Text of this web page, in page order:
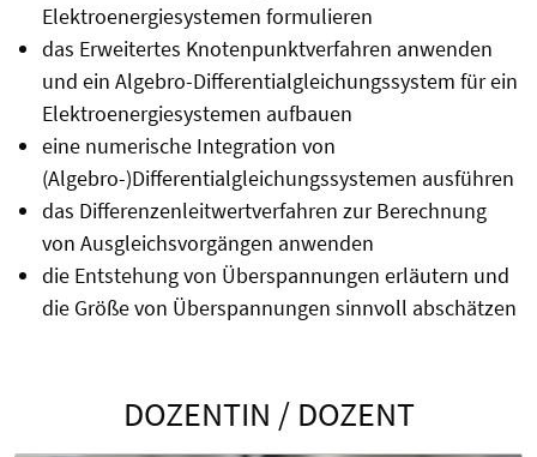
Elektroenergiesystemen formulieren
das Erweitertes Knotenpunktverfahren anwenden
und ein Algebro-Differentialgleichungssystem für ein
Elektroenergiesystemen aufbauen
eine numerische Integration von
(Algebro-)Differentialgleichungssystemen ausführen
das Differenzenleitwertverfahren zur Berechnung
von Ausgleichsvorgängen anwenden
die Entstehung von Überspannungen erläutern und
die Größe von Überspannungen sinnvoll abschätzen
DOZENTIN / DOZENT